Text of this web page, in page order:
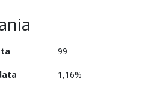
99
1,16%